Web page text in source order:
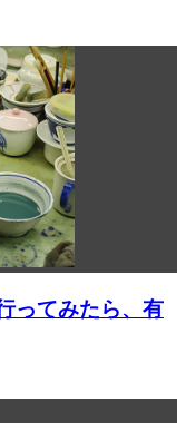
ってみたら、有